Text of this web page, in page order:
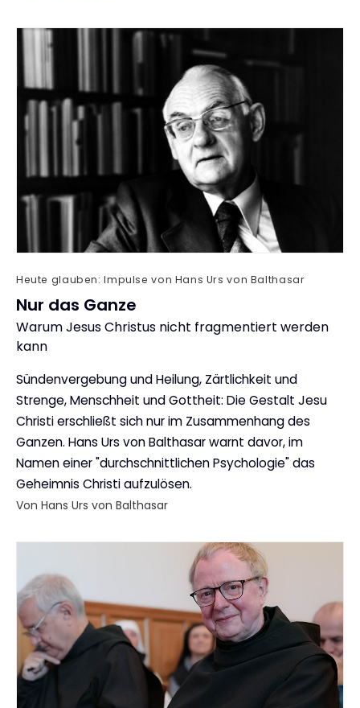
Heute glauben: Impulse von Hans Urs von Balthasar
Nur das Ganze
:
Warum Jesus Christus nicht fragmentiert werden
kann
Sündenvergebung und Heilung, Zärtlichkeit und
Strenge, Menschheit und Gottheit: Die Gestalt Jesu
Christi erschließt sich nur im Zusammenhang des
Ganzen. Hans Urs von Balthasar warnt davor, im
Namen einer "durchschnittlichen Psychologie" das
Geheimnis Christi aufzulösen.
Von Hans Urs von Balthasar